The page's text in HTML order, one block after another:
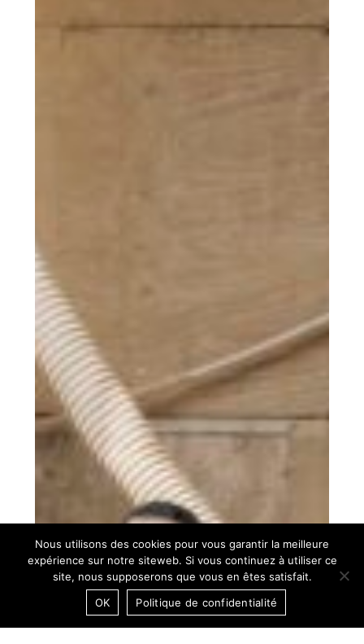
DARK MODE / OFF
Nous utilisons des cookies pour vous garantir la meilleure
expérience sur notre siteweb. Si vous continuez à utiliser ce
site, nous supposerons que vous en êtes satisfait.
OK
Politique de confidentialité